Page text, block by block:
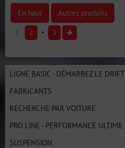
En haut Autres produits
1 2 3
LIGNE BASIC - DÉMARREZ LE DRIFT
FABRICANTS
RECHERCHE PAR VOITURE
PRO LINE - PERFORMANCE ULTIME
SUSPENSION